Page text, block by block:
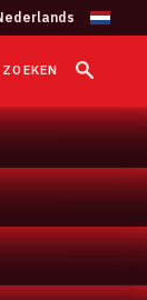
ZOEKEN